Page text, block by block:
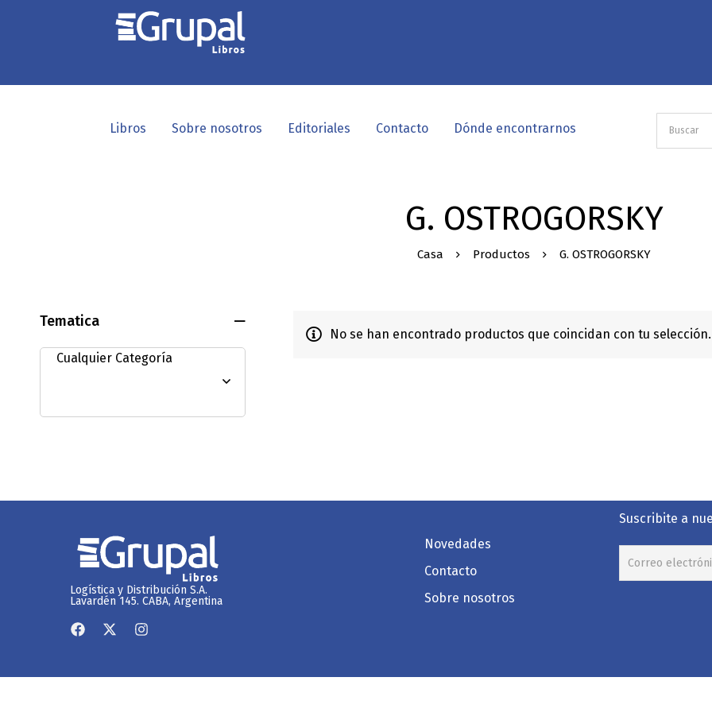
Libros Sobre nosotros Editoriales Contacto Dónde encontrarnos
G. OSTROGORSKY
Casa Productos G. OSTROGORSKY
Tematica
No se han encontrado productos que coincidan con tu selección.
Logística y Distribución S.A.
Lavardén 145. CABA, Argentina
Novedades
Contacto
Sobre nosotros
Suscribite a